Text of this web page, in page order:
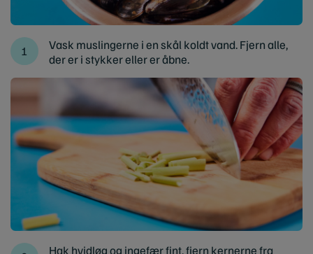
Vask muslingerne i en skål koldt vand. Fjern alle,
der er i stykker eller er åbne.
Hak hvidløg og ingefær fint, fjern kernerne fra